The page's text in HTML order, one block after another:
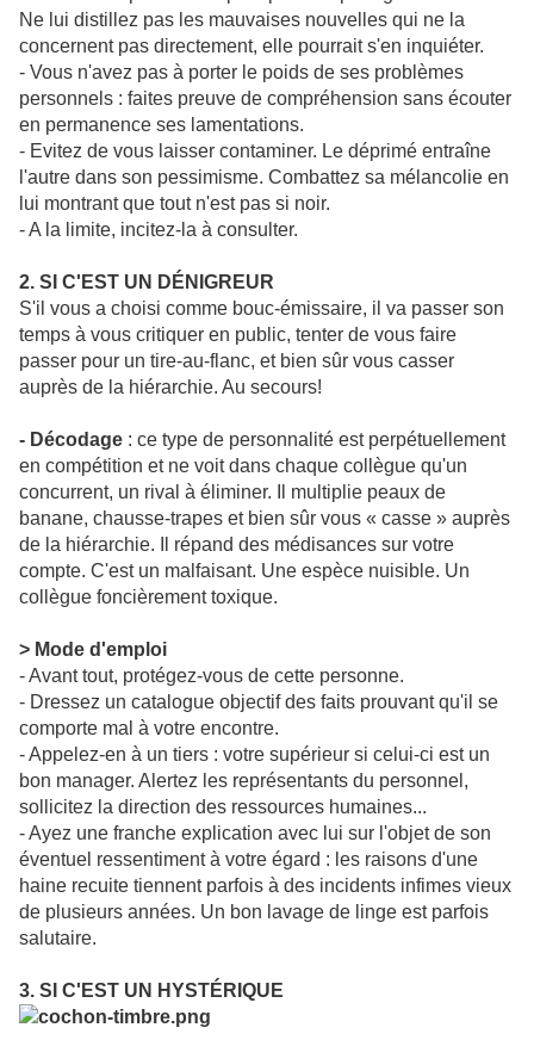
Ne lui distillez pas les mauvaises nouvelles qui ne la
concernent pas directement, elle pourrait s'en inquiéter.
- Vous n'avez pas à porter le poids de ses problèmes
personnels : faites preuve de compréhension sans écouter
en permanence ses lamentations.
- Evitez de vous laisser contaminer. Le déprimé entraîne
l'autre dans son pessimisme. Combattez sa mélancolie en
lui montrant que tout n'est pas si noir.
- A la limite, incitez-la à consulter.
2. SI C'EST UN DÉNIGREUR
S'il vous a choisi comme bouc-émissaire, il va passer son
temps à vous critiquer en public, tenter de vous faire
passer pour un tire-au-flanc, et bien sûr vous casser
auprès de la hiérarchie. Au secours!
- Décodage : ce type de personnalité est perpétuellement
en compétition et ne voit dans chaque collègue qu'un
concurrent, un rival à éliminer. Il multiplie peaux de
banane, chausse-trapes et bien sûr vous « casse » auprès
de la hiérarchie. Il répand des médisances sur votre
compte. C'est un malfaisant. Une espèce nuisible. Un
collègue foncièrement toxique.
> Mode d'emploi
- Avant tout, protégez-vous de cette personne.
- Dressez un catalogue objectif des faits prouvant qu'il se
comporte mal à votre encontre.
- Appelez-en à un tiers : votre supérieur si celui-ci est un
bon manager. Alertez les représentants du personnel,
sollicitez la direction des ressources humaines...
- Ayez une franche explication avec lui sur l'objet de son
éventuel ressentiment à votre égard : les raisons d'une
haine recuite tiennent parfois à des incidents infimes vieux
de plusieurs années. Un bon lavage de linge est parfois
salutaire.
3. SI C'EST UN HYSTÉRIQUE